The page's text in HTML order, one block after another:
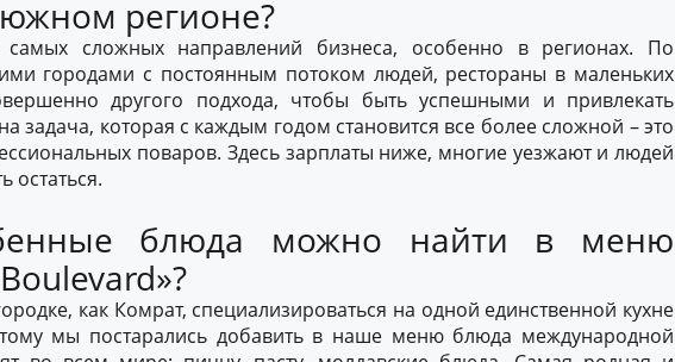
регионе?
сложных направлений бизнеса, особенно в регионах. По
городами с постоянным потоком людей, рестораны в маленьких
другого подхода, чтобы быть успешными и привлекать
задача, которая с каждым годом становится все более сложной – это
поваров. Здесь зарплаты ниже, многие уезжают и людей
остаться.
блюда можно найти в меню
как Комрат, специализироваться на одной единственной кухне
мы постарались добавить в наше меню блюда международной